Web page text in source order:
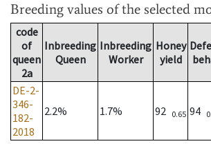
Breeding values of the selected
code
of
queen
2a
Inbreeding
Queen
Inbreeding
Worker
Honey
yield
DE-2-
346-
182-
2018
2.2% 1.7% 92 0.65 94